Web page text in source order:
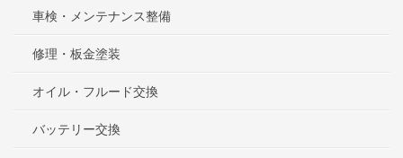
車検・メンテナンス整備
修理・板金塗装
オイル・フルード交換
バッテリー交換